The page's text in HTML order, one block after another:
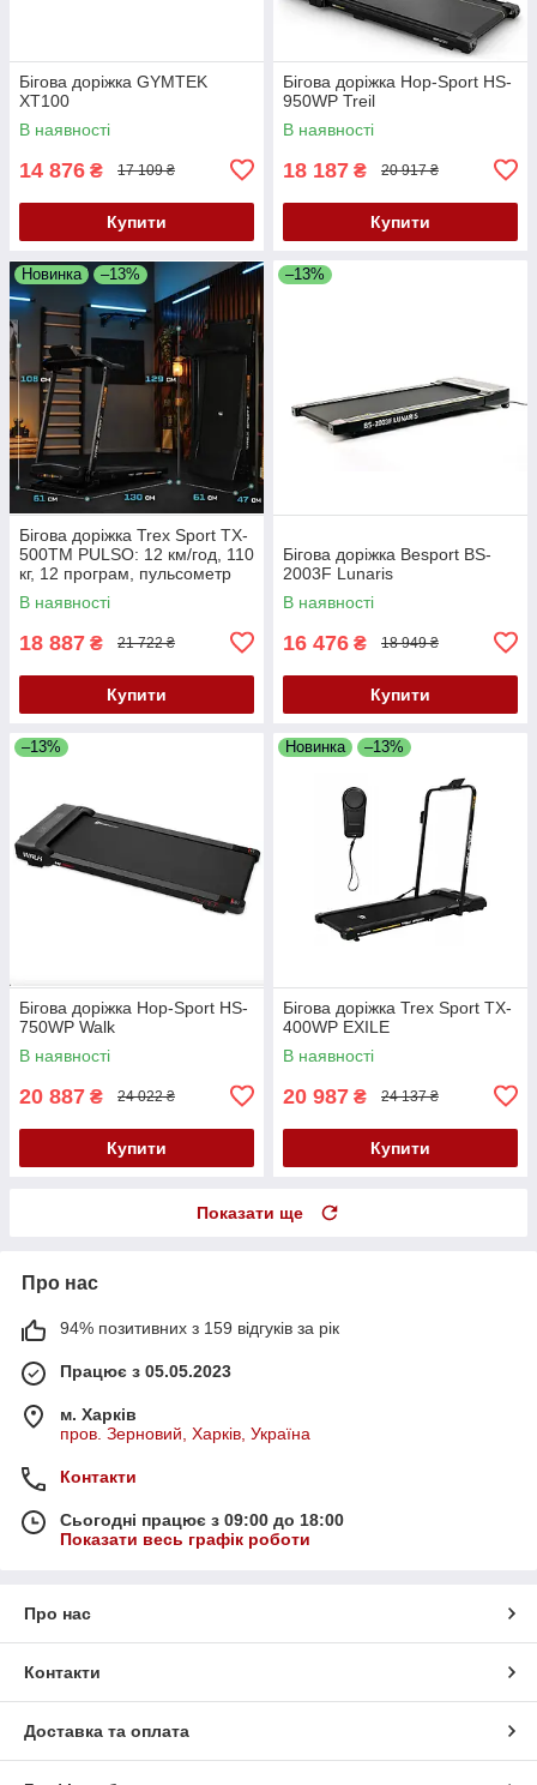
Бігова доріжка GYMTEK
XT100
В наявності
14 876 ₴ 17 109 ₴
Купити
Бігова доріжка Hop-Sport HS-
950WP Treil
В наявності
18 187 ₴ 20 917 ₴
Купити
Новинка –13%
Бігова доріжка Trex Sport TX-
500TM PULSO: 12 км/год, 110
кг, 12 програм, пульсометр
В наявності
18 887 ₴ 21 722 ₴
Купити
–13%
Бігова доріжка Besport BS-
2003F Lunaris
В наявності
16 476 ₴ 18 949 ₴
Купити
–13%
Бігова доріжка Hop-Sport HS-
750WP Walk
В наявності
20 887 ₴ 24 022 ₴
Купити
Новинка –13%
Бігова доріжка Trex Sport TX-
400WP EXILE
В наявності
20 987 ₴ 24 137 ₴
Купити
Показати ще
Про нас
94% позитивних з 159 відгуків за рік
Працює з 05.05.2023
м. Харків
пров. Зерновий, Харків, Україна
Контакти
Сьогодні працює з 09:00 до 18:00
Показати весь графік роботи
Про нас
Контакти
Доставка та оплата